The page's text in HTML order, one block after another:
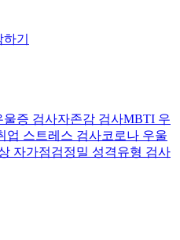
기
울증 검사자존감 검사MBTI 우
업 스트레스 검사코로나 우울
자가점검정밀 성격유형 검사